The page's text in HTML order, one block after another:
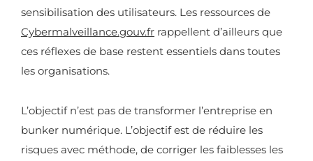
sensibilisation des utilisateurs. Les ressources de
Cybermalveillance.gouv.fr rappellent d’ailleurs que
ces réflexes de base restent essentiels dans toutes
les organisations.
L’objectif n’est pas de transformer l’entreprise en
bunker numérique. L’objectif est de réduire les
risques avec méthode, de corriger les faiblesses les